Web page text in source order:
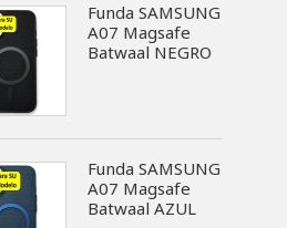
Funda SAMSUNG
A07 Magsafe
Batwaal NEGRO
Funda SAMSUNG
A07 Magsafe
Batwaal AZUL